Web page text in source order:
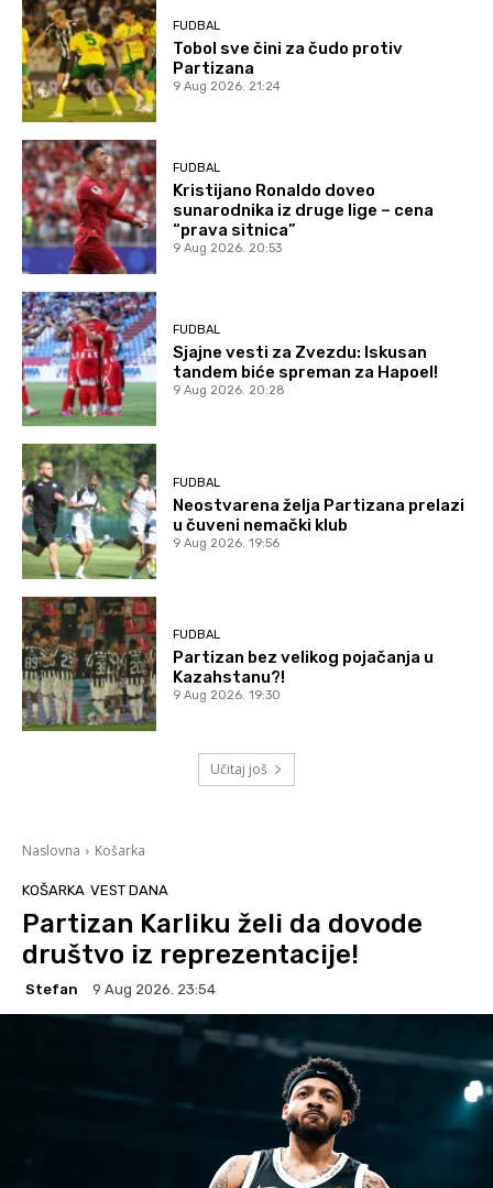
FUDBAL
Tobol sve čini za čudo protiv
Partizana
9 Aug 2026. 21:24
FUDBAL
Kristijano Ronaldo doveo
sunarodnika iz druge lige – cena
“prava sitnica”
9 Aug 2026. 20:53
FUDBAL
Sjajne vesti za Zvezdu: Iskusan
tandem biće spreman za Hapoel!
9 Aug 2026. 20:28
FUDBAL
Neostvarena želja Partizana prelazi
u čuveni nemački klub
9 Aug 2026. 19:56
FUDBAL
Partizan bez velikog pojačanja u
Kazahstanu?!
9 Aug 2026. 19:30
Učitaj još